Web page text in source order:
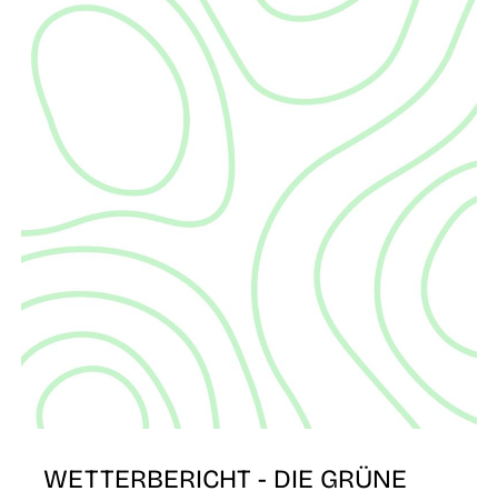
WETTERBERICHT - DIE GRÜNE